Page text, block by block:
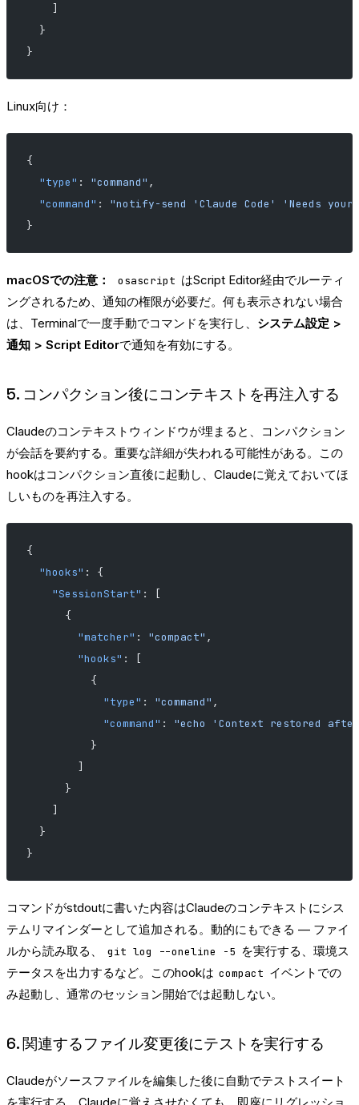
    ]
  }
}
Linux向け：
{
  "type"
: "command" ,
  "command"
: "notify-send 'Claude Code' 'Needs
}
macOSでの注意： osascript はScript Editor経由でルーティ
ングされるため、通知の権限が必要だ。何も表示されない場合
は、Terminalで一度手動でコマンドを実行し、 システム設定 >
通知 > Script Editorで通知を有効にする。
5. コンパクション後にコンテキストを再注入する
Claudeのコンテキストウィンドウが埋まると、コンパクション
が会話を要約する。重要な詳細が失われる可能性がある。この
hookはコンパクション直後に起動し、Claudeに覚えておいてほ
しいものを再注入する。
{
  "hooks"
: {
    "SessionStart"
: [
      {
        "matcher"
: "compact" ,
        "hooks"
: [
          {
            "type"
: "command" ,
            "command"
: "echo 'Context restored
          }
        ]
      }
    ]
  }
}
コマンドがstdoutに書いた内容はClaudeのコンテキストにシス
テムリマインダーとして追加される。動的にもできる — ファイ
ルから読み取る、
git log --oneline -5 を実行する、環境ス
テータスを出力するなど。このhookは compact イベントでの
み起動し、通常のセッション開始では起動しない。
6. 関連するファイル変更後にテストを実行する
Claudeがソースファイルを編集した後に自動でテストスイート